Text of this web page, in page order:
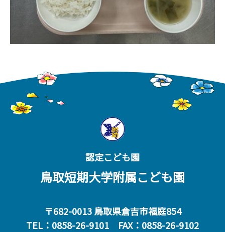
認定こども園
鳥取短期大学附属こども園
〒682-0013 鳥取県倉吉市福庭854
TEL：0858-26-9101 FAX：0858-26-9102